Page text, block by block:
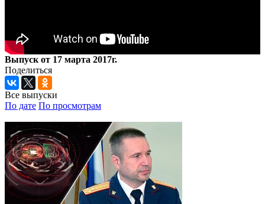
Выпуск от 17 марта 2017г.
Поделиться
Все выпуски
По дате По просмотрам